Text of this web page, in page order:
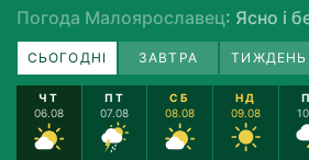
Погода Малоярославец: Ясно і
СЬОГОДНІ ЗАВТРА ТИЖДЕНЬ
ЧТ
06.08
ПТ
07.08
СБ
08.08
НД
09.08